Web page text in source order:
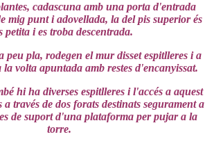
cadascuna amb una porta d'entrada
mig punt i adovellada, la del pis superior és
petita i es troba descentrada.
peu pla, rodegen el mur disset espitlleres i a
volta apuntada amb restes d'encanyissat.
hi ha diverses espitlleres i l'accés a aquest
a través de dos forats destinats segurament a
de suport d'una plataforma per pujar a la
torre.